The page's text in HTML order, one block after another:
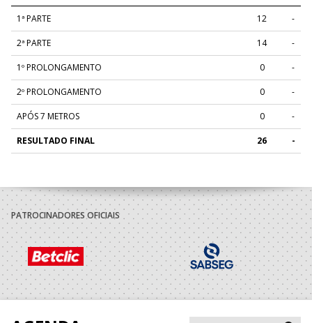
1ª PARTE 12 -
2ª PARTE 14 -
1º PROLONGAMENTO 0 -
2º PROLONGAMENTO 0 -
APÓS 7 METROS 0 -
RESULTADO FINAL 26 -
PATROCINADORES OFICIAIS